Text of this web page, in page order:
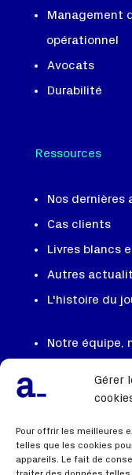
Gérer
Pour offrir les meilleures
telles que les cookies
appareils. Le fait de
Management
opérationnel
Avocats
Durabilité
Ressources
Nos
Cas clients
Livres blancs
Autres
L'histoire du
Notre équipe,
Contactez